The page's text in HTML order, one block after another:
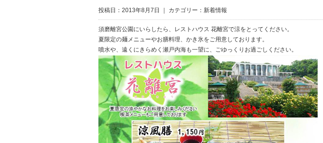
投稿日：2013年8月7日 ｜ カテゴリー： 新着情報
須磨離宮公園にいらしたら、レストハウス 花離宮で涼をとってください。
夏限定の麺メニューやお膳料理、かき氷をご用意しております。
噴水や、遠くにきらめく瀬戸内海も一望に、ごゆっくりお過ごしください。